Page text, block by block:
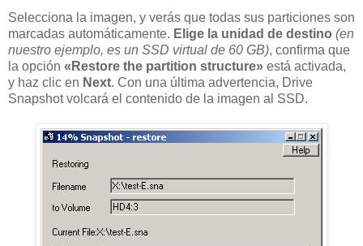
Selecciona la imagen, y verás que todas sus particiones son
marcadas automáticamente. Elige la unidad de destino (en
nuestro ejemplo, es un SSD virtual de 60 GB), confirma que
la opción «Restore the partition structure» está activada,
y haz clic en Next. Con una última advertencia, Drive
Snapshot volcará el contenido de la imagen al SSD.